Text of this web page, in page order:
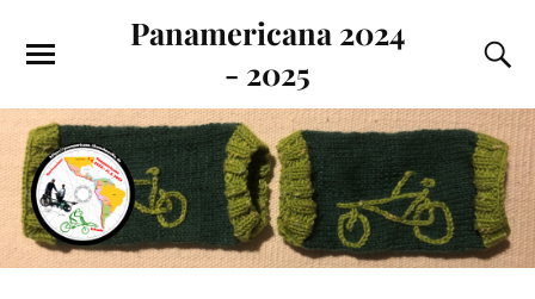
Panamericana 2024
- 2025